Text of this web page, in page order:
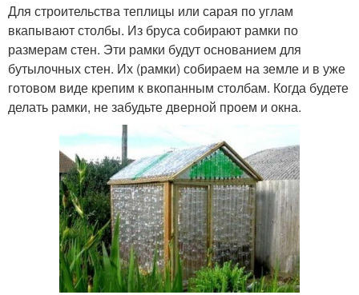
Для строительства теплицы или сарая по углам
вкапывают столбы. Из бруса собирают рамки по
размерам стен. Эти рамки будут основанием для
бутылочных стен. Их (рамки) собираем на земле и в уже
готовом виде крепим к вкопанным столбам. Когда будете
делать рамки, не забудьте дверной проем и окна.